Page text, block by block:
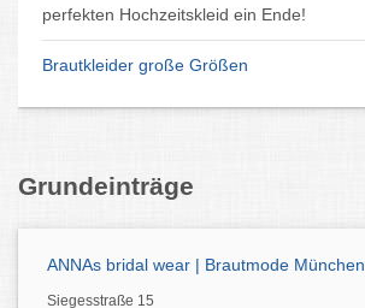
perfekten Hochzeitskleid ein Ende!
Brautkleider große Größen
Grundeinträge
ANNAs bridal wear | Brautmode München
Siegesstraße 15